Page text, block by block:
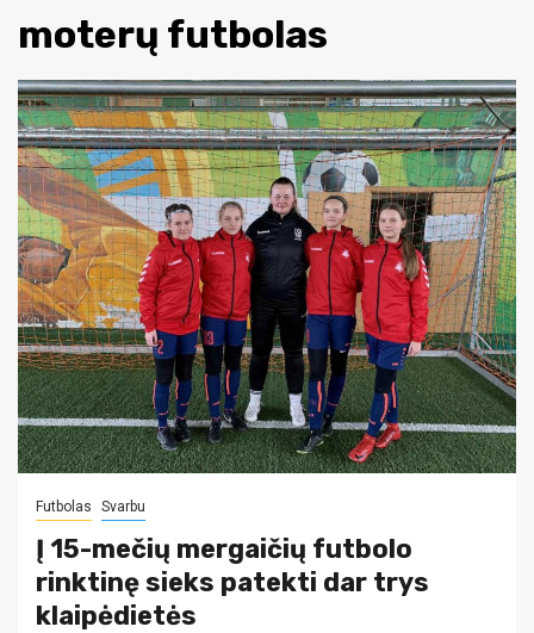
moterų futbolas
Futbolas Svarbu
Į 15-mečių mergaičių futbolo
rinktinę sieks patekti dar trys
klaipėdietės